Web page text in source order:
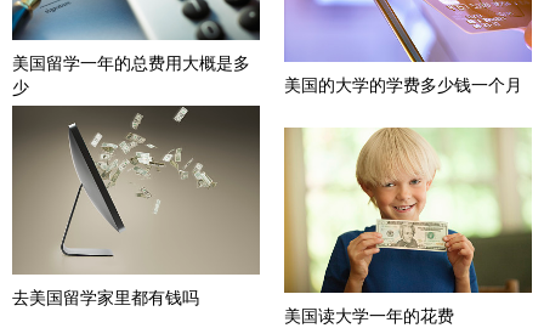
美国留学一年的总费用大概是多
少
去美国留学家里都有钱吗
美国的大学的学费多少钱一个月
美国读大学一年的花费